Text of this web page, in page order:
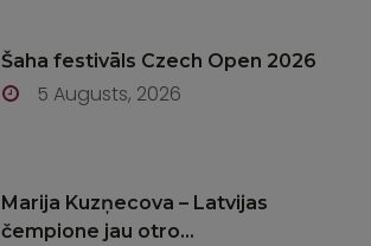
Šaha festivāls Czech Open 2026
5 Augusts, 2026
Marija Kuzņecova – Latvijas
čempione jau otro...